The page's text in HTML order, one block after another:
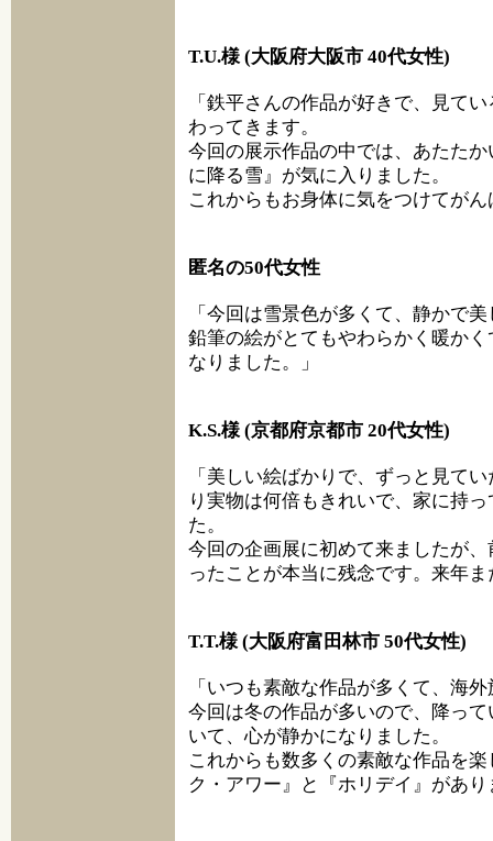
T.U.様 (大阪府大阪市 40代女性)
「鉄平さんの作品が好きで、見て
わってきます。
今回の展示作品の中では、あたた
に降る雪』が気に入りました。
これからもお身体に気をつけてが
匿名の50代女性
「今回は雪景色が多くて、静かで
鉛筆の絵がとてもやわらかく暖か
なりました。」
K.S.様 (京都府京都市 20代女性)
「美しい絵ばかりで、ずっと見て
り実物は何倍もきれいで、家に持
た。
今回の企画展に初めて来ましたが
ったことが本当に残念です。来年
T.T.様 (大阪府富田林市 50代女性)
「いつも素敵な作品が多くて、海
今回は冬の作品が多いので、降っ
いて、心が静かになりました。
これからも数多くの素敵な作品を
ク・アワー』と『ホリデイ』があり